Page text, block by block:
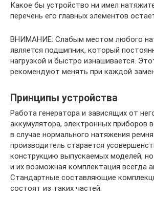
Какое бы устройство ни имел
перечень его главных элементов
ВНИМАНИЕ: Слабым местом любого
является подшипник, который
нагрузкой и быстро изнашивается.
рекомендуют менять при каждой
Принципы устройства
Работа генератора и зависящих от
аккумулятора, электронных приборов
в случае нормального натяжения
производитель старается
конструкцию выпускаемых моделей,
и их возможная комплектация всегда
Стандартные составляющие
состоят из таких частей: